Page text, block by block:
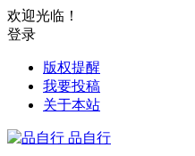
欢迎光临！
登录
版权提醒
我要投稿
关于本站
品自行